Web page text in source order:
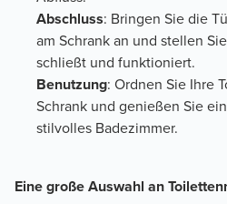
Abschluss: Bringen Sie die
am Schrank an und stellen
schließt und funktioniert.
Benutzung: Ordnen Sie Ihre
Schrank und genießen Sie
stilvolles Badezimmer.
Eine große Auswahl an